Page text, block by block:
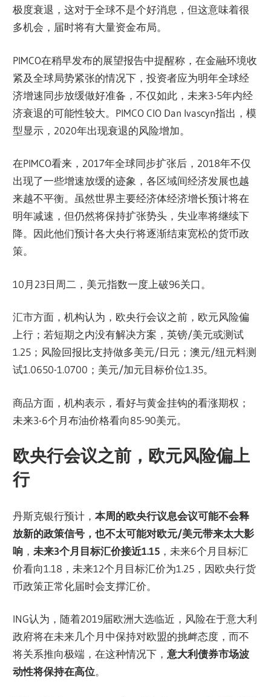
极度衰退，这对于全球不是个好消息，但这意味着很
多机会，届时将有大量资金布局。
PIMCO在稍早发布的展望报告中提醒称，在金融环境收
紧及全球局势紧张的情况下，投资者应为明年全球经
济增速同步放缓做好准备，不仅如此，未来3-5年内经
济衰退的可能性较大。PIMCO CIO Dan Ivascyn指出，模
型显示，2020年出现衰退的风险增加。
在PIMCO看来，2017年全球同步扩张后，2018年不仅
出现了一些增速放缓的迹象，各区域间经济发展也越
来越不平衡。虽然世界主要经济体经济增长预计将在
明年减速，但仍然将保持扩张势头，失业率将继续下
降。因此他们预计各大央行将逐渐结束宽松的货币政
策。
10月23日周二，美元指数一度上破96关口。
汇市方面，机构认为，欧央行会议之前，欧元风险偏
上行；若短期之内没有解决方案，英镑/美元或测试
1.25；风险回报比支持做多美元/日元；澳元/纽元料测
试1.0650-1.0700；美元/加元目标价位1.35。
商品方面，机构表示，看好与黄金挂钩的看涨期权；
未来3-6个月布油价格看向85-90美元。
欧央行会议之前，欧元风险偏上
行
丹斯克银行预计，本周的欧央行议息会议可能不会释
放新的政策信号，也不太可能对欧元/美元带来太大影
响 ， 未来3个月目标汇价接近1.15 ，未来6个月目标汇
价看向1.18，未来12个月目标汇价为1.25，因欧央行货
币政策正常化届时会支撑汇价。
ING认为，随着2019届欧洲大选临近，风险在于意大利
政府将在未来几个月中保持对欧盟的挑衅态度，而不
将关系推向极端，在这种情况下，意大利债券市场波
动性将保持在高位。